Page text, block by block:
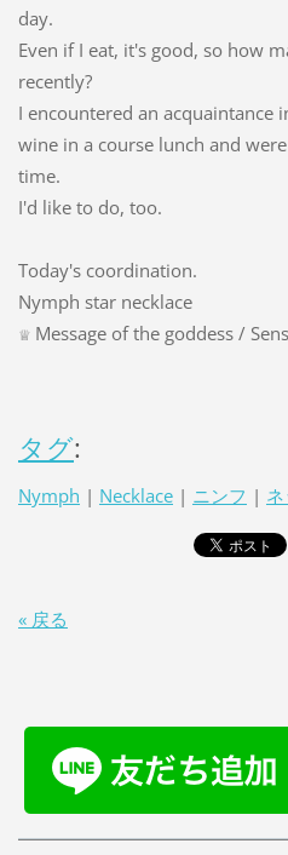
day.
Even if I eat, it's good, so how
recently?
I encountered an acquaintance
wine in a course lunch and
time.
I'd like to do, too.
Today's coordination.
Nymph star necklace
♕ Message of the goddess /
タグ:
Nymph | Necklace | ニンフ |
« 戻る